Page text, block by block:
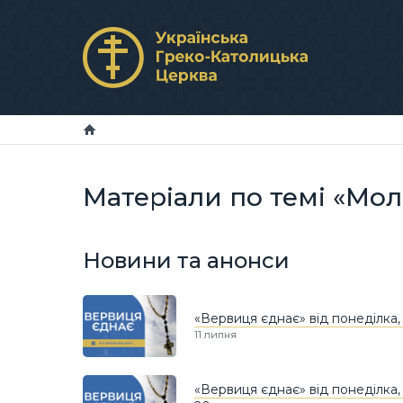
Матеріали по темі
Новини та анонси
«Вервиця єднає» від
11 липня
«Вервиця єднає» від